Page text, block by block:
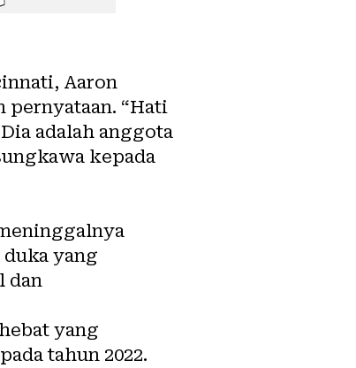
Aaron
pernyataan. “Hati
adalah anggota
kepada
yang
dan
yang
tahun 2022.